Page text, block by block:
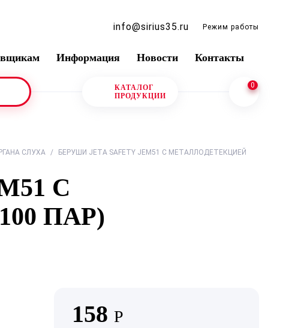
info@sirius35.ru Режим работы
Информация Новости Контакты
КАТАЛОГ
ПРОДУКЦИИ
0
СЛУХА /
БЕРУШИ JETA SAFETY JEM51 С МЕТАЛЛОДЕТЕКЦИЕЙ
С
ПАР)
158 Р